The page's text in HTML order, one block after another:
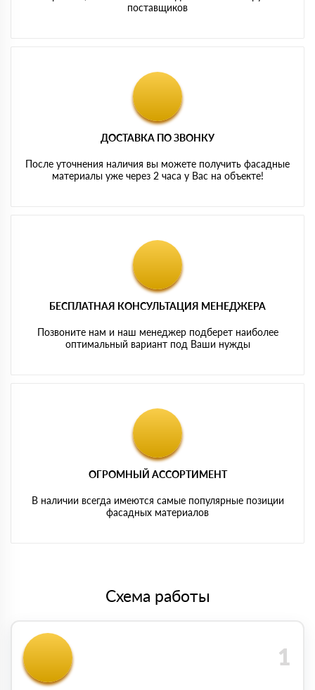
поставщиков
ДОСТАВКА ПО ЗВОНКУ
После уточнения наличия вы можете получить фасадные
материалы уже через 2 часа у Вас на объекте!
БЕСПЛАТНАЯ КОНСУЛЬТАЦИЯ МЕНЕДЖЕРА
Позвоните нам и наш менеджер подберет наиболее
оптимальный вариант под Ваши нужды
ОГРОМНЫЙ АССОРТИМЕНТ
В наличии всегда имеются самые популярные позиции
фасадных материалов
Схема работы